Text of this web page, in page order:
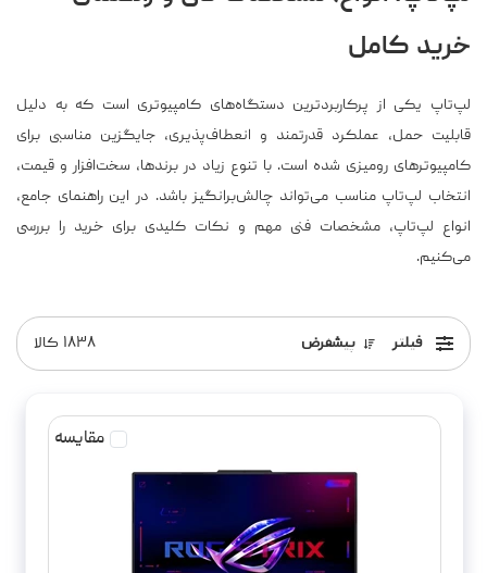
خرید کامل
لپ‌تاپ یکی از پرکاربردترین دستگاه‌های کامپیوتری است که به دلیل
قابلیت حمل، عملکرد قدرتمند و انعطاف‌پذیری، جایگزین مناسبی برای
کامپیوترهای رومیزی شده است. با تنوع زیاد در برندها، سخت‌افزار و قیمت،
انتخاب لپ‌تاپ مناسب می‌تواند چالش‌برانگیز باشد. در این راهنمای جامع،
انواع لپ‌تاپ، مشخصات فنی مهم و نکات کلیدی برای خرید را بررسی
می‌کنیم.
فیلتر پیشفرض ۱۸۳۸ کالا
مقایسه